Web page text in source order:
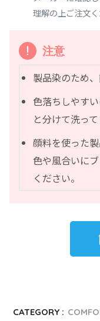
理解の上ご注文く
注意
製品染のため
色落ちしやす
と分けて洗って
顔料を使った
色や風合いに
ください。
CATEGORY :